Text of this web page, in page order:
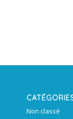
Non classé